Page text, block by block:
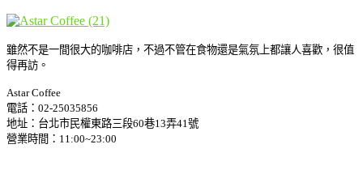
雖然不是一間很大的咖啡店，不過不管在食物還是氣氛上都讓人喜歡，很值
得再訪。
Astar Coffee
電話：02-25035856
地址：台北市民權東路三段60巷13弄41號
營業時間：11:00~23:00